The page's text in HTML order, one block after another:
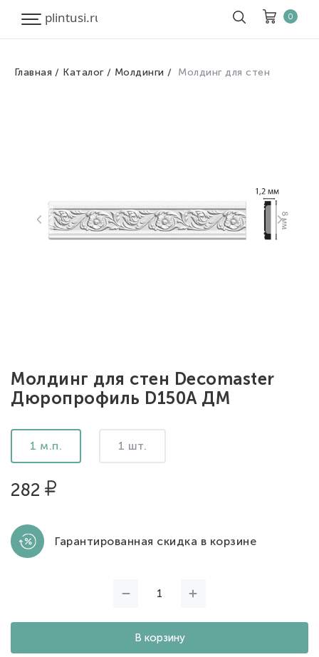
0
Главная Каталог Молдинги Молдинг для стен
Молдинг для стен Decomaster
Дюропрофиль D150A ДМ
1 м.п. 1 шт.
282
Гарантированная скидка в корзине
В корзину